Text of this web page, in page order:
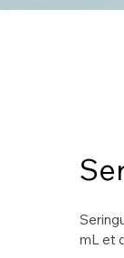
mL et